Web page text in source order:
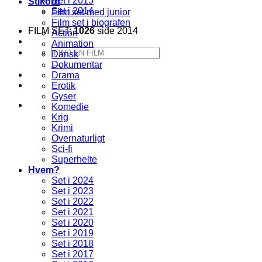
Set i 2014
FILM SET:1026 side 2014
Søg
efter:
Film set med junior
Film set i biografen
Action
Animation
Dansk
Dokumentar
Drama
Erotik
Gyser
Komedie
Krig
Krimi
Overnaturligt
Sci-fi
Superhelte
Hvem?
Set i 2024
Set i 2023
Set i 2022
Set i 2021
Set i 2020
Set i 2019
Set i 2018
Set i 2017